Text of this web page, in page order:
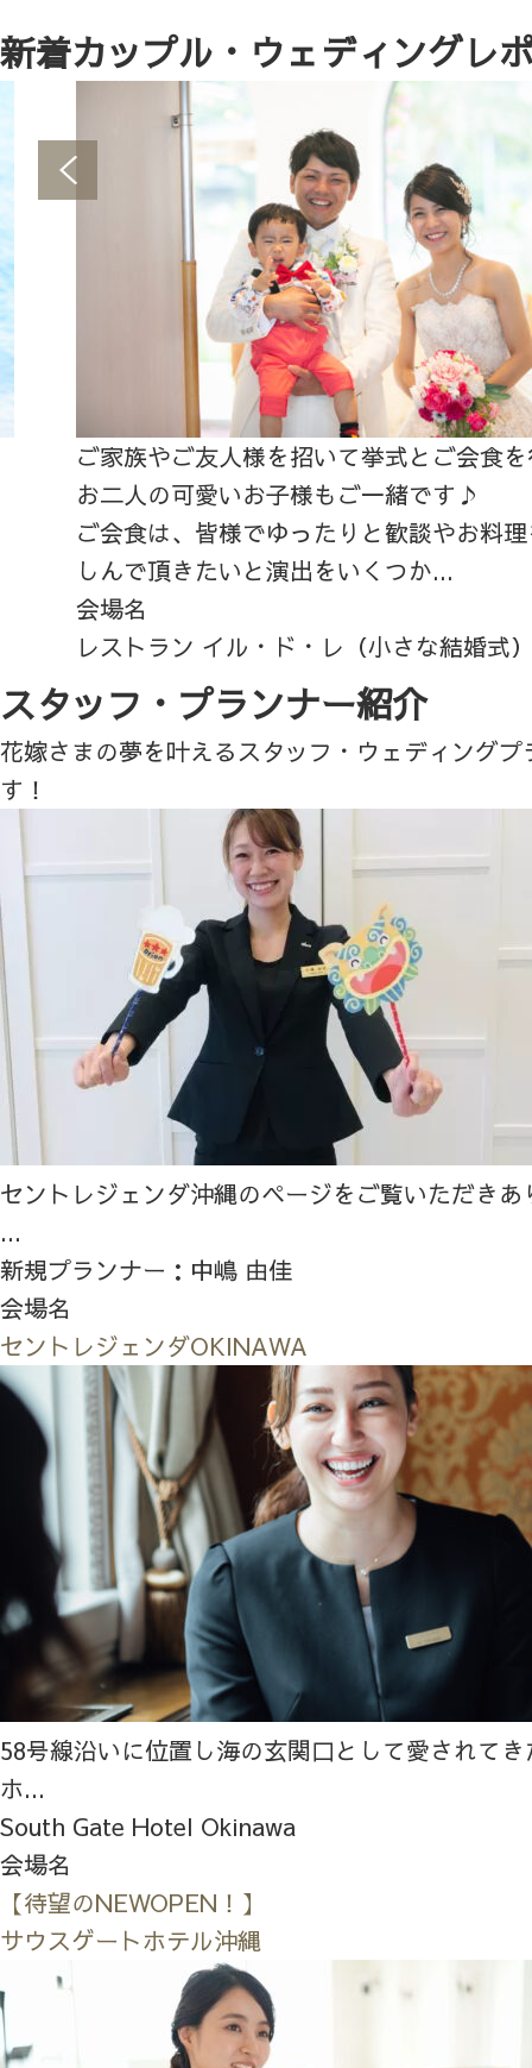
新着カップル・ウェディングレ
ご家族やご友人様を招いて挙式とご会食
お二人の可愛いお子様もご一緒です♪
ご会食は、皆様でゆったりと歓談やお料
しんで頂きたいと演出をいくつか...
会場名
レストラン イル・ド・レ（小さな結婚式
スタッフ・プランナー紹介
花嫁さまの夢を叶えるスタッフ・ウェディング
す！
セントレジェンダ沖縄のページをご覧いただき
...
新規プランナー：中嶋 由佳
会場名
セントレジェンダOKINAWA
58号線沿いに位置し海の玄関口として愛されて
ホ...
South Gate Hotel Okinawa
会場名
【待望のNEWOPEN！】
サウスゲートホテル沖縄